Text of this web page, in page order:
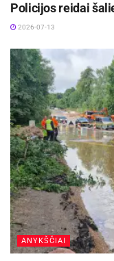
Policijos reidai
2026-07-13
ANYKŠČIAI